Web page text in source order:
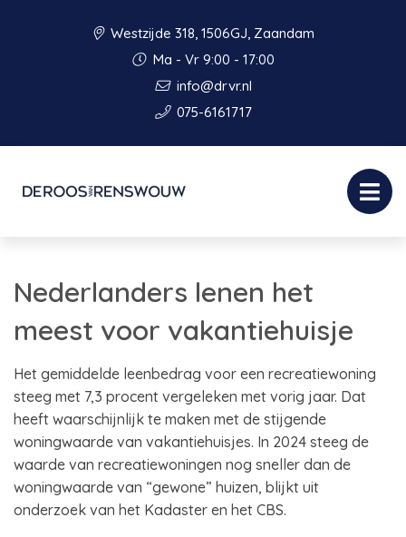
Westzijde 318, 1506GJ, Zaandam
Ma - Vr 9:00 - 17:00
info@drvr.nl
075-6161717
Nederlanders lenen het
meest voor vakantiehuisje
Het gemiddelde leenbedrag voor een recreatiewoning
steeg met 7,3 procent vergeleken met vorig jaar. Dat
heeft waarschijnlijk te maken met de stijgende
woningwaarde van vakantiehuisjes. In 2024 steeg de
waarde van recreatiewoningen nog sneller dan de
woningwaarde van “gewone” huizen, blijkt uit
onderzoek van het Kadaster en het CBS.